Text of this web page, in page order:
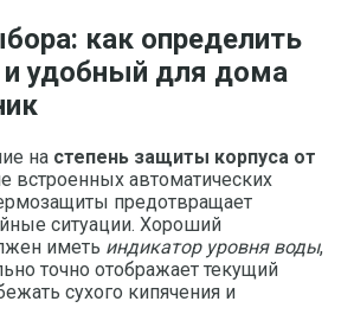
как определить
и удобный для дома
на степень защиты корпуса от
встроенных автоматических
предотвращает
ситуации. Хороший
иметь индикатор уровня воды,
точно отображает текущий
сухого кипячения и